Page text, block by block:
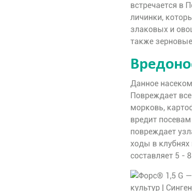
встречается в
личинки,
злаковых и
также
Данное
Повреждает
морковь,
вредит
повреждает
ходы в клубнях
составляет 5 -